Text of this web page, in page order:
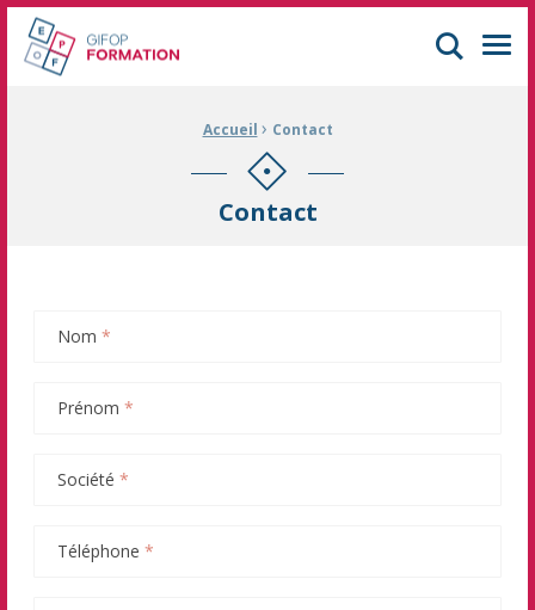
GIFOP Formation Centre de formation continue à Mulhouse
Accueil › Contact
Contact
Nom *
Prénom *
Société *
Téléphone *